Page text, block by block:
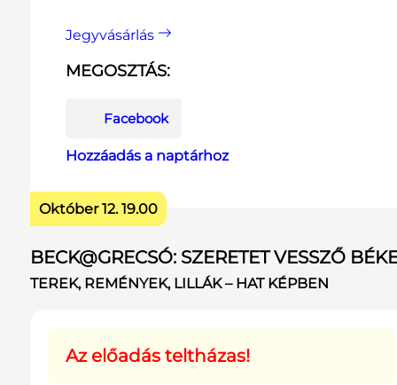
Október 12. 19.00
Jegyvásárlás
MEGOSZTÁS:
Facebook
Hozzáadás a naptárhoz
BECK@GRECSÓ: SZERETET VESSZŐ
TEREK, REMÉNYEK, LILLÁK – HAT KÉPBEN
Az előadás teltházas!